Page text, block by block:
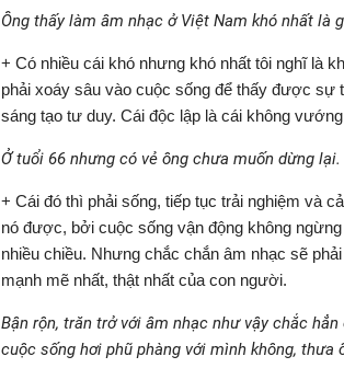
Ông thấy làm âm nhạc ở Việt Nam khó nhất là
+ Có nhiều cái khó nhưng khó nhất tôi nghĩ là
phải xoáy sâu vào cuộc sống để thấy được sự
sáng tạo tư duy. Cái độc lập là cái không
Ở tuổi 66 nhưng có vẻ ông chưa muốn dừng
+ Cái đó thì phải sống, tiếp tục trải nghiệm và
nó được, bởi cuộc sống vận động không
nhiều chiều. Nhưng chắc chắn âm nhạc sẽ
mạnh mẽ nhất, thật nhất của con người.
Bận rộn, trăn trở với âm nhạc như vậy chắc
cuộc sống hơi phũ phàng với mình không, thưa